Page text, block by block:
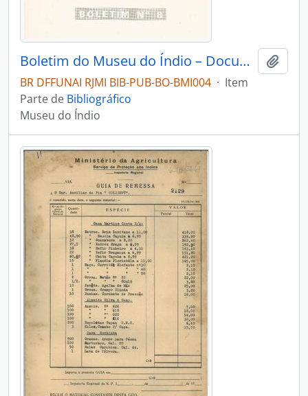
Boletim do Museu do Índio – Documentação – Nº 8
BR DFFUNAI RJMI BIB-PUB-BO-BMI004 · Item
Parte de Bibliográfico
Museu do Índio